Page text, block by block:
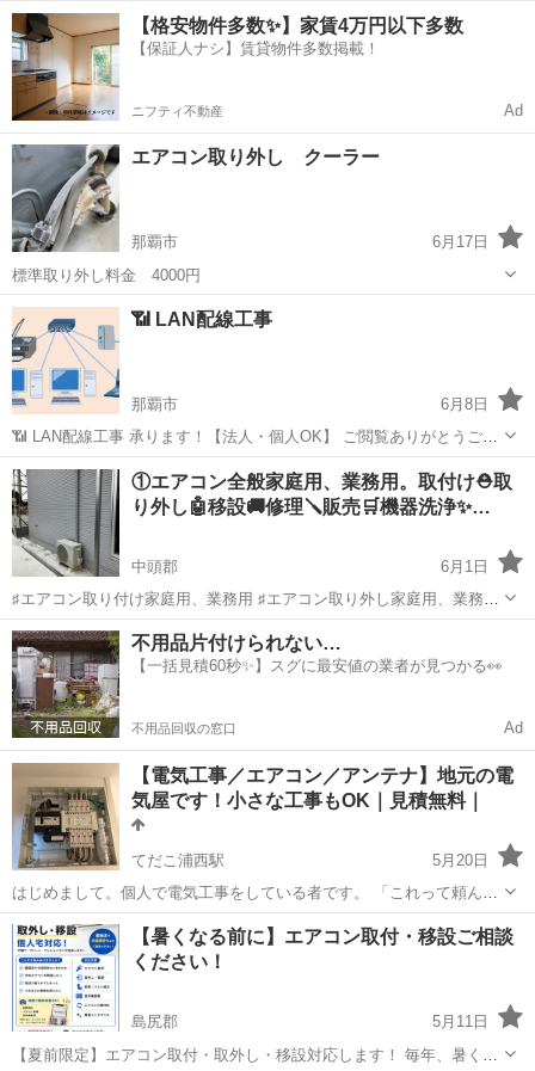
いる人は多いと思いますが 球のみでは電気代は安くなりません。 器具
を丸ごと変えることで、照明の電気代が 約3分の1になり、何度も球を
変える必要もなくなり家の中...
沖縄 豊見城市 新橋駅 電気工事 料金
【格安物件多数✨】家賃4万円以下多数
【保証人ナシ】賃貸物件多数掲載！
ニフティ不動産 Ad
エアコン取り外し クーラー
那覇市
6月17日
標準取り外し料金 4000円
沖縄 那覇市 電気工事 取り外し
📶 LAN配線工事
那覇市
6月8日
📶 LAN配線工事 承ります！【法人・個人OK】 ご閲覧ありがとうござ
います！ 店舗・オフィス・ご家庭など、さまざまな環境でのLAN配線
工事を承っております。 ⸻ ✅ こんな方におすすめ • Wi-Fiが不安
定で有線...
沖縄 那覇市 NAS
①エアコン全般家庭用、業務用。取付け⛑️取
り外し🤖移設🚚修理🪛販売🛒機器洗浄✨…
中頭郡
6月1日
♯エアコン取り付け家庭用、業務用 ♯エアコン取り外し家庭用、業務用
♯エアコン移設 ♯エアコン修理 ╰(*´︶`*)╯見積もりも無料で賜っており
ます。 ♯電気工事（コンセント増設、照明取付け、インターフォン設
置、スイッチ...
沖縄 中頭郡 電気工事 無料
不用品片付けられない…
【一括見積60秒✨】スグに最安値の業者が見つかる👀
不用品回収の窓口 Ad
【電気工事／エアコン／アンテナ】地元の電
気屋です！小さな工事もOK｜見積無料｜
てだこ浦西駅
5月20日
はじめまして。個人で電気工事をしている者です。 「これって頼んで
いいのかな？」みたいな小さな作業でも大丈夫です。 現地を見てから
見積りしますので、まずはお気軽にメッセージください！ ✅対応でき
る工事 ■ 照明工事 • ...
沖縄 沖縄市 てだこ浦西駅 電気工事 無料
【暑くなる前に】エアコン取付・移設ご相談
ください！
島尻郡
5月11日
【夏前限定】エアコン取付・取外し・移設対応します！ 毎年、暑くな